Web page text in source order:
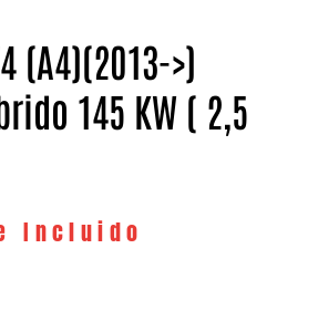
(A4)(2013->)
145 KW ( 2,5
Incluido